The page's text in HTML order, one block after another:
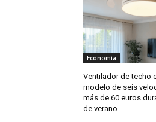
Economía
Ventilador de techo
modelo de seis
más de 60 euros
de verano